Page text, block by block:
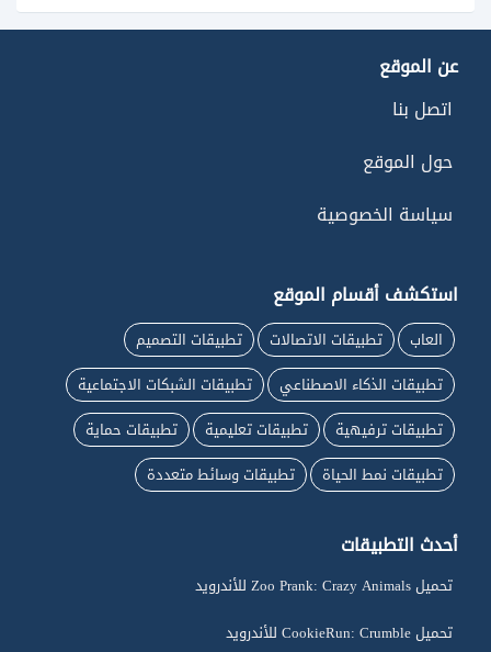
عن الموقع
اتصل بنا
حول الموقع
سياسة الخصوصية
استكشف أقسام الموقع
العاب تطبيقات الاتصالات
تطبيقات التصميم
تطبيقات الذكاء الاصطناعي
تطبيقات الشبكات الاجتماعية
تطبيقات ترفيهية
تطبيقات تعليمية
تطبيقات حماية
تطبيقات نمط الحياة
تطبيقات وسائط متعددة
أحدث التطبيقات
تحميل Zoo Prank: Crazy Animals للأندرويد
تحميل CookieRun: Crumble للأندرويد